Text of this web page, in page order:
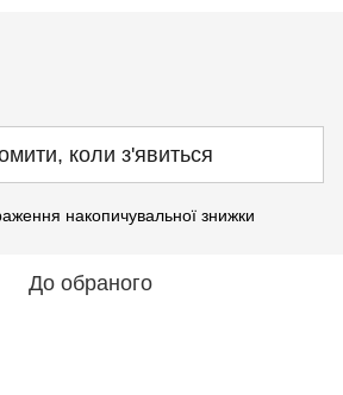
коли з'явиться
накопичувальної знижки
До обраного